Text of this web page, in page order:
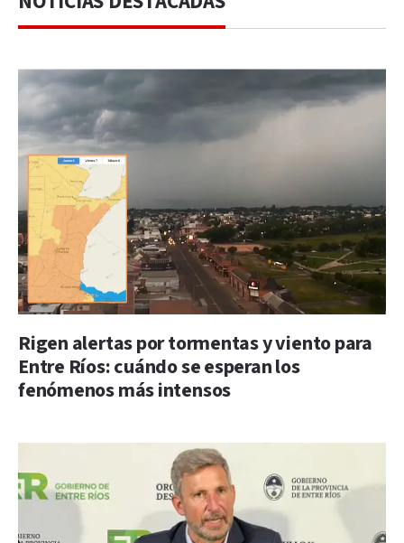
Rigen alertas por tormentas y viento para
Entre Ríos: cuándo se esperan los
fenómenos más intensos